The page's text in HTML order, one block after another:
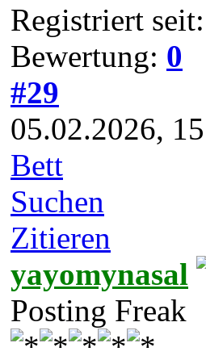
Registriert
Bewertung: 0
#29
05.02.2026,
Bett
Suchen
Zitieren
yayomynasal
Posting Freak